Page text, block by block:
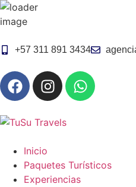
Inicio
Paquetes Turísticos